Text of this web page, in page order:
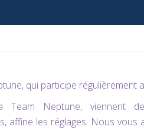
qui participe régulièrement
Neptune, viennent
affine les réglages. Nous